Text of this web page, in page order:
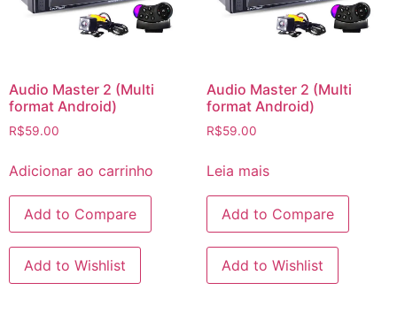
Audio Master 2 (Multi
format Android)
R$59.00
Adicionar ao carrinho
Add to Compare
Add to Wishlist
Audio Master 2 (Multi
format Android)
R$59.00
Leia mais
Add to Compare
Add to Wishlist